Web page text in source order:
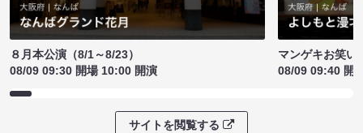
８月本公演（8/1～8/23）
08/09 09:30 開場 10:00 開演
マンゲキお笑い
08/09 09:40 開
サイトを閲覧する